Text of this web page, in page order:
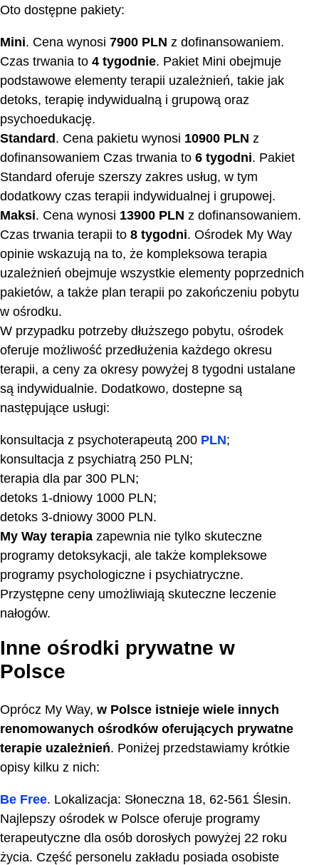
Oto dostępne pakiety:
Mini. Cena wynosi 7900 PLN z dofinansowaniem.
Czas trwania to 4 tygodnie. Pakiet Mini obejmuje
podstawowe elementy terapii uzależnień, takie jak
detoks, terapię indywidualną i grupową oraz
psychoedukację.
Standard . Cena pakietu wynosi 10900 PLN z
dofinansowaniem Czas trwania to 6 tygodni. Pakiet
Standard oferuje szerszy zakres usług, w tym
dodatkowy czas terapii indywidualnej i grupowej.
Maksi. Cena wynosi 13900 PLN z dofinansowaniem.
Czas trwania terapii to 8 tygodni. Ośrodek My Way
opinie wskazują na to, że kompleksowa terapia
uzależnień obejmuje wszystkie elementy poprzednich
pakietów, a także plan terapii po zakończeniu pobytu
w ośrodku.
W przypadku potrzeby dłuższego pobytu, ośrodek
oferuje możliwość przedłużenia każdego okresu
terapii, a ceny za okresy powyżej 8 tygodni ustalane
są indywidualnie. Dodatkowo, dostepne są
następujące usługi:
konsultacja z psychoterapeutą 200 PLN;
konsultacja z psychiatrą 250 PLN;
terapia dla par 300 PLN;
detoks 1-dniowy 1000 PLN;
detoks 3-dniowy 3000 PLN.
My Way terapia zapewnia nie tylko skuteczne
programy detoksykacji, ale także kompleksowe
programy psychologiczne i psychiatryczne.
Przystępne ceny umożliwiają skuteczne leczenie
nałogów.
Inne ośrodki prywatne w
Polsce
Oprócz My Way, w Polsce istnieje wiele innych
renomowanych ośrodków oferujących prywatne
terapie uzależnień. Poniżej przedstawiamy krótkie
opisy kilku z nich:
Be Free. Lokalizacja: Słoneczna 18, 62-561 Ślesin.
Najlepszy ośrodek w Polsce oferuje programy
terapeutyczne dla osób dorosłych powyżej 22 roku
życia. Część personelu zakładu posiada osobiste